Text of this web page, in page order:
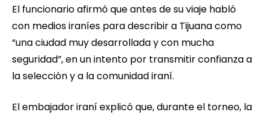
El funcionario afirmó que antes de su viaje habló
con medios iraníes para describir a Tijuana como
“una ciudad muy desarrollada y con mucha
seguridad”, en un intento por transmitir confianza a
la selección y a la comunidad iraní.
El embajador iraní explicó que, durante el torneo, la